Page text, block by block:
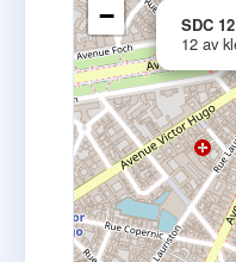
SDC
12 av
−